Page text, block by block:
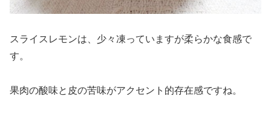
スライスレモンは、少々凍っていますが柔らかな食感で
す。
果肉の酸味と皮の苦味がアクセント的存在感ですね。